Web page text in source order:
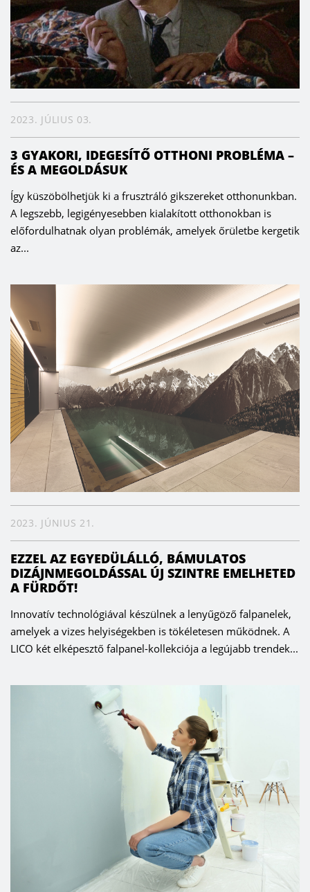
2023. JÚLIUS 03.
3 GYAKORI, IDEGESÍTŐ OTTHONI PROBLÉMA –
ÉS A MEGOLDÁSUK
Így küszöbölhetjük ki a frusztráló gikszereket otthonunkban.
A legszebb, legigényesebben kialakított otthonokban is
előfordulhatnak olyan problémák, amelyek őrületbe kergetik
az...
2023. JÚNIUS 21.
EZZEL AZ EGYEDÜLÁLLÓ, BÁMULATOS
DIZÁJNMEGOLDÁSSAL ÚJ SZINTRE EMELHETED
A FÜRDŐT!
Innovatív technológiával készülnek a lenyűgöző falpanelek,
amelyek a vizes helyiségekben is tökéletesen működnek. A
LICO két elképesztő falpanel-kollekciója a legújabb trendek...